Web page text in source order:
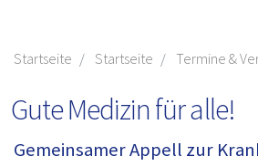
Startseite Startseite Termine &
Gute Medizin für alle!
Gemeinsamer Appell zur